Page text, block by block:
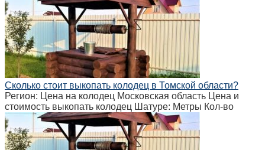
Сколько стоит выкопать колодец в Томской области?
Регион: Цена на колодец Московская область Цена и
стоимость выкопать колодец Шатуре: Метры Кол-во